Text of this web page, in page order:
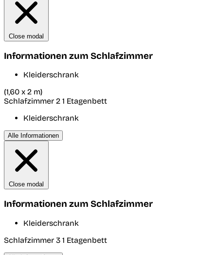
Close modal
Informationen zum Schlafzimmer
Kleiderschrank
(1,60 x 2 m)
Schlafzimmer 2 1 Etagenbett
Kleiderschrank
Alle Informationen
Close modal
Informationen zum Schlafzimmer
Kleiderschrank
Schlafzimmer 3 1 Etagenbett